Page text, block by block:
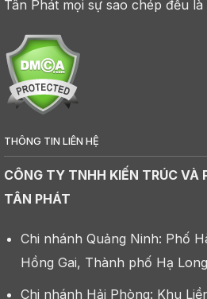
Tân Phát mọi sự sao chép đều là
THÔNG TIN LIÊN HỆ
CÔNG TY TNHH KIẾN TRÚC VÀ
TÂN PHÁT
Chi nhánh Quảng Ninh: Phố
Hồng Gai, Thành phố Hạ
Chi nhánh Hải Phòng: Khu